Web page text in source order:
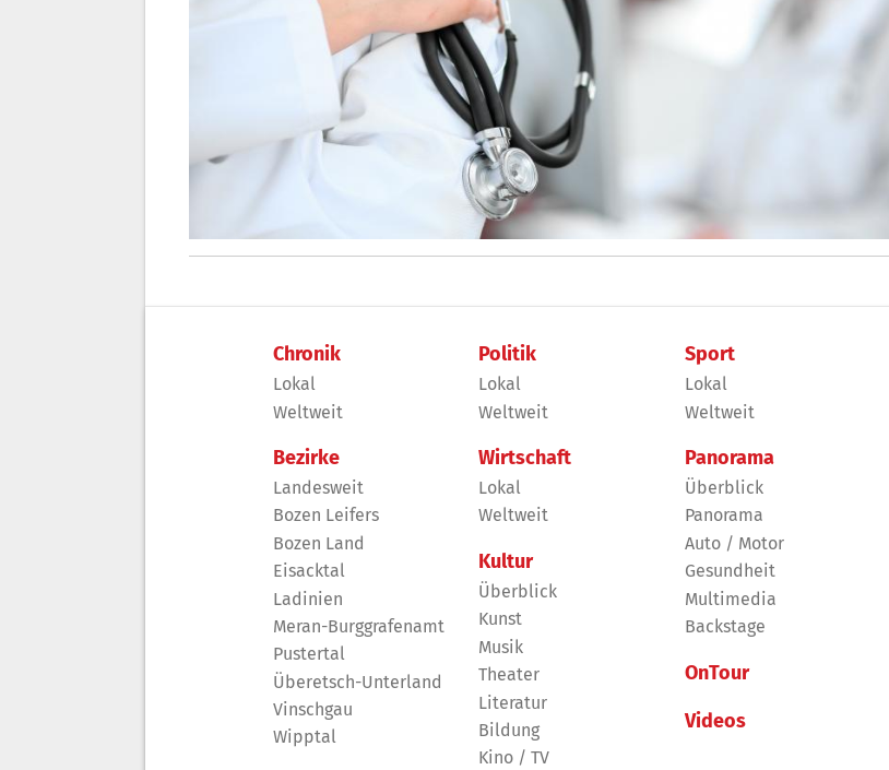
Chronik
Lokal
Weltweit
Bezirke
Landesweit
Bozen Leifers
Bozen Land
Eisacktal
Ladinien
Meran-Burggrafenamt
Pustertal
Überetsch-Unterland
Vinschgau
Wipptal
Politik
Lokal
Weltweit
Wirtschaft
Lokal
Weltweit
Kultur
Überblick
Kunst
Musik
Theater
Literatur
Bildung
Kino / TV
Sport
Lokal
Weltweit
Panorama
Überblick
Panorama
Auto / Motor
Gesundheit
Multimedia
Backstage
OnTour
Videos